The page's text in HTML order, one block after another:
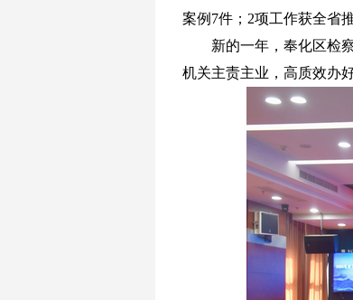
案例7件；2项工作获全省
新的一年，奉化区检
机关主责主业，高质效办